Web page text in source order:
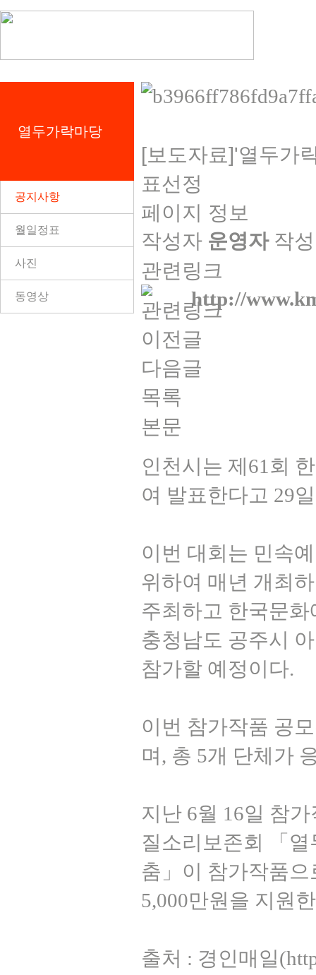
열두가락마당
공지사항
월일정표
사진
동영상
[보도자료]'열두가
표선정
페이지 정보
작성자 운영자 작
관련링크
http://
이전글
다음글
목록
본문
인천시는 제61회
여 발표한다고 29
이번 대회는 민속
위하여 매년 개최
주최하고 한국문
충청남도 공주시
참가할 예정이다.
이번 참가작품 공
며, 총 5개 단체가
지난 6월 16일 참
질소리보존회 「
춤」이 참가작품
5,000만원을 지원
출처 : 경인매일(